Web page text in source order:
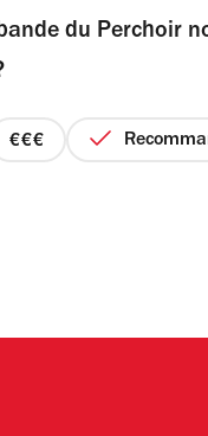
du Perchoir
prix